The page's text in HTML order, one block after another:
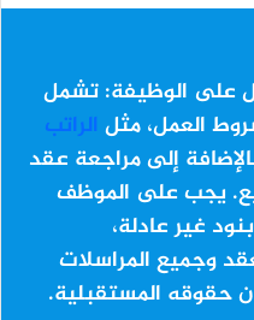
على الوظيفة:تشمل
العمل، مثل الراتب
إلى مراجعة عقد
يجب على الموظف
غير عادلة،
وجميع المراسلات
حقوقه المستقبلية.